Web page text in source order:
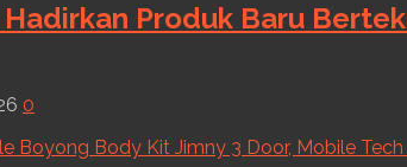
Produk Baru
0